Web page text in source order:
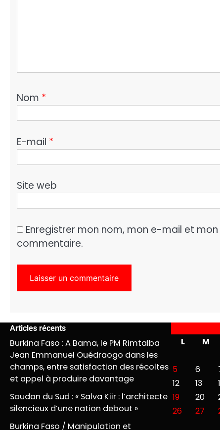
Nom *
E-mail *
Site web
Enregistrer mon nom, mon e-mail et
commentaire.
Articles récents
Burkina Faso : A Bama, le PM Rimtalba
Jean Emmanuel Ouédraogo dans les
champs, entre satisfaction des récoltes
et appel à produire davantage
Soudan du Sud : « Salva Kiir : l’architecte
silencieux d’une nation debout »
Burkina Faso / Manipulation et
L
M
5
6
12
13
19
20
26
27